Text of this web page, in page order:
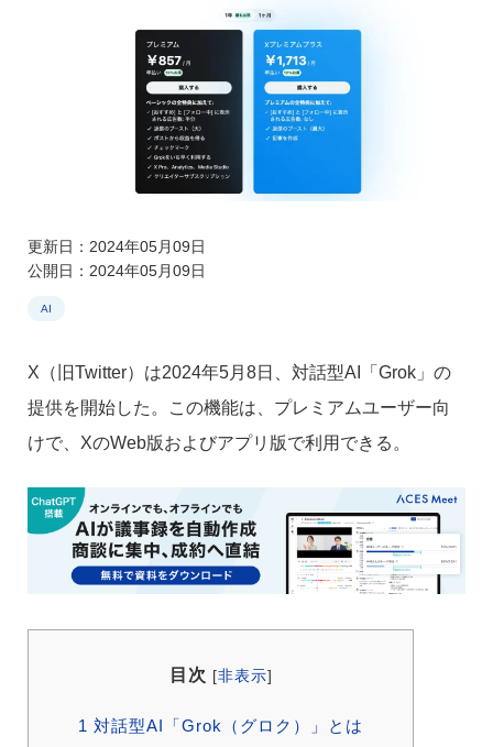
更新日：2024年05月09日
公開日：2024年05月09日
AI
X（旧Twitter）は2024年5月8日、対話型AI「Grok」の
提供を開始した。この機能は、プレミアムユーザー向
けで、XのWeb版およびアプリ版で利用できる。
目次 [非表示]
1 対話型AI「Grok（グロク）」とは